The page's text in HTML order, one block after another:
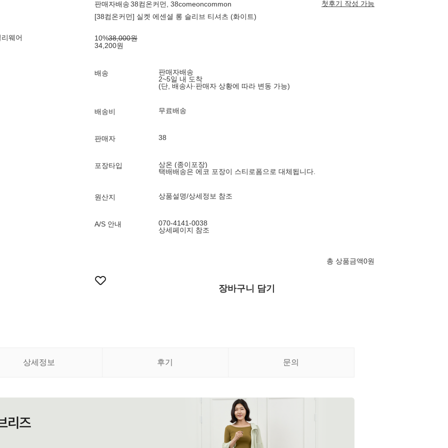
웨어
판매자배송38컴온커먼, 38comeoncommon
첫후기 작성 가능
[38컴온커먼] 실켓 에센셜 롱 슬리브 티셔츠 (화이트)
10%38,000원
34,200원
배송
판매자배송
2~5일 내 도착
(단, 배송사·판매자 상황에 따라 변동 가능)
배송비 무료배송
판매자 38
포장타입
상온 (종이포장)
택배배송은 에코 포장이 스티로폼으로 대체됩니다.
원산지 상품설명/상세정보 참조
A/S 안내
070-4141-0038
상세페이지 참조
총 상품금액0원
장바구니 담기
상세정보 후기 문의